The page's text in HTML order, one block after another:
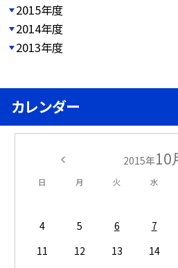
2015年度
2014年度
2013年度
カレンダー
2015年10
日 月 火 水
4
5 6 7
11
12 13 14